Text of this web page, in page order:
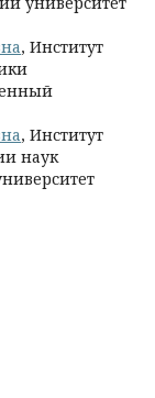
, Институт
, Институт
наук